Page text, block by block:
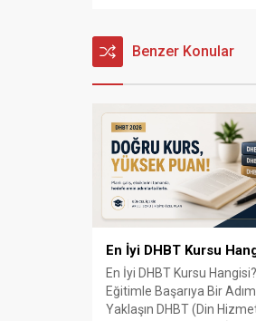
Benzer Konular
En İyi DHBT Kursu
En İyi DHBT Kursu
Eğitimle Başarıya Bir
Yaklaşın DHBT (Din